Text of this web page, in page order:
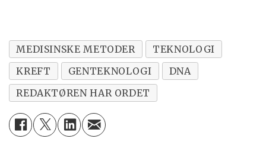
MEDISINSKE METODER
TEKNOLOGI
KREFT
GENTEKNOLOGI
DNA
REDAKTØREN HAR ORDET